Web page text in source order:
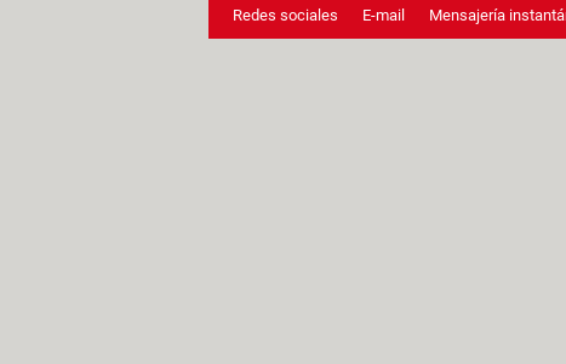
Redes sociales E-mail Mensajería